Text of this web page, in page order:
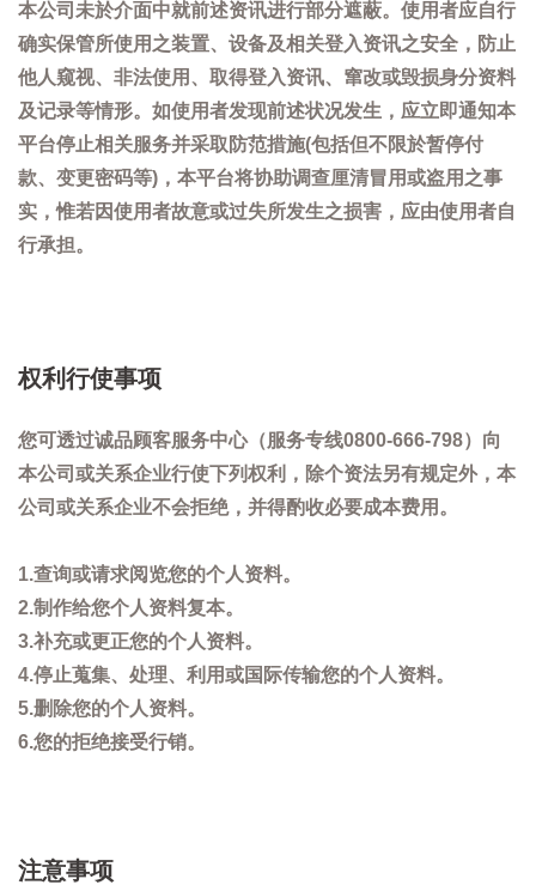
本公司未於介面中就前述资讯进行部分遮蔽。使用者应自行
确实保管所使用之装置、设备及相关登入资讯之安全，防止
他人窥视、非法使用、取得登入资讯、窜改或毁损身分资料
及记录等情形。如使用者发现前述状况发生，应立即通知本
平台停止相关服务并采取防范措施(包括但不限於暂停付
款、变更密码等)，本平台将协助调查厘清冒用或盗用之事
实，惟若因使用者故意或过失所发生之损害，应由使用者自
行承担。
权利行使事项
您可透过诚品顾客服务中心（服务专线0800-666-798）向
本公司或关系企业行使下列权利，除个资法另有规定外，本
公司或关系企业不会拒绝，并得酌收必要成本费用。
1.查询或请求阅览您的个人资料。
2.制作给您个人资料复本。
3.补充或更正您的个人资料。
4.停止蒐集、处理、利用或国际传输您的个人资料。
5.删除您的个人资料。
6.您的拒绝接受行销。
注意事项